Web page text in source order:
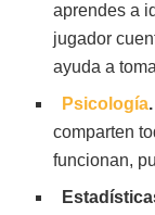
aprendes a
jugador
ayuda a
Psicología.
comparten
funcionan,